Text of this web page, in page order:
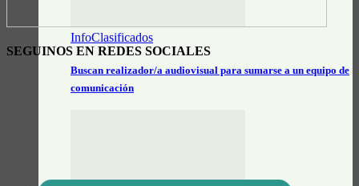
InfoClasificados
Buscan realizador/a audiovisual para sumarse a un equipo de
comunicación
SEGUINOS EN REDES SOCIALES